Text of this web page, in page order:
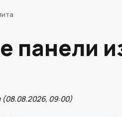
(08.08.2026, 09:00)